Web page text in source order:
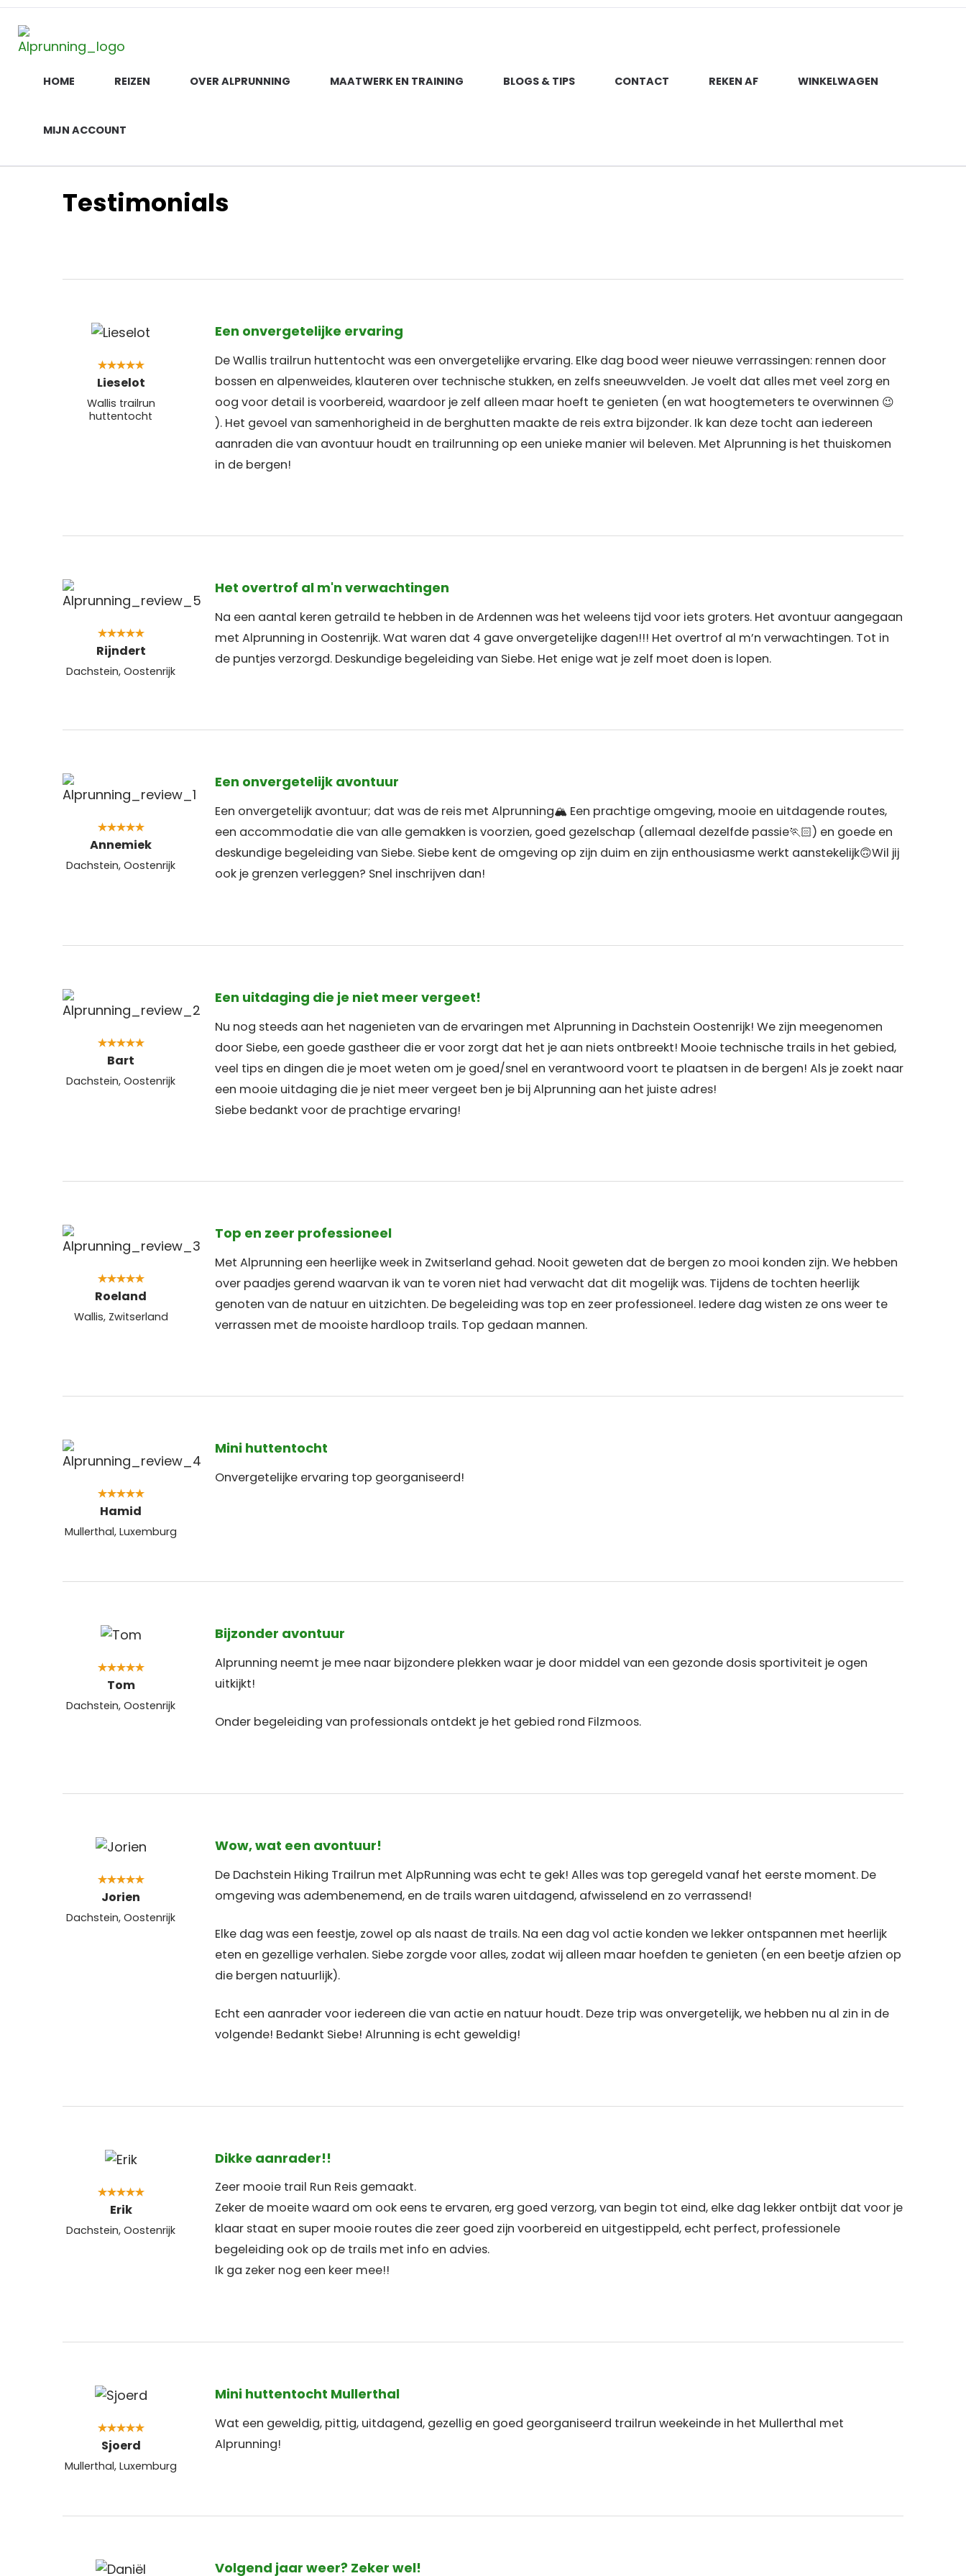
Alprunning
De ultieme trailrun ervaring in de Alpen
HOME REIZEN OVER ALPRUNNING MAATWERK EN TRAINING BLOGS & TIPS CONTACT REKEN AF WINKELWAGEN
MIJN ACCOUNT
Testimonials
Lieselot
Wallis trailrun
huttentocht
Een onvergetelijke ervaring
De Wallis trailrun huttentocht was een onvergetelijke ervaring. Elke dag bood weer nieuwe verrassingen: rennen door
bossen en alpenweides, klauteren over technische stukken, en zelfs sneeuwvelden. Je voelt dat alles met veel zorg en
oog voor detail is voorbereid, waardoor je zelf alleen maar hoeft te genieten (en wat hoogtemeters te overwinnen 😉
). Het gevoel van samenhorigheid in de berghutten maakte de reis extra bijzonder. Ik kan deze tocht aan iedereen
aanraden die van avontuur houdt en trailrunning op een unieke manier wil beleven. Met Alprunning is het thuiskomen
in de bergen!
Rijndert
Dachstein, Oostenrijk
Het overtrof al m'n verwachtingen
Na een aantal keren getraild te hebben in de Ardennen was het weleens tijd voor iets groters. Het avontuur aangegaan
met Alprunning in Oostenrijk. Wat waren dat 4 gave onvergetelijke dagen!!! Het overtrof al m’n verwachtingen. Tot in
de puntjes verzorgd. Deskundige begeleiding van Siebe. Het enige wat je zelf moet doen is lopen.
Annemiek
Dachstein, Oostenrijk
Een onvergetelijk avontuur
Een onvergetelijk avontuur; dat was de reis met Alprunning🏔 Een prachtige omgeving, mooie en uitdagende routes,
een accommodatie die van alle gemakken is voorzien, goed gezelschap (allemaal dezelfde passie🏃🏻) en goede en
deskundige begeleiding van Siebe. Siebe kent de omgeving op zijn duim en zijn enthousiasme werkt aanstekelijk🙃Wil jij
ook je grenzen verleggen? Snel inschrijven dan!
Bart
Dachstein, Oostenrijk
Een uitdaging die je niet meer vergeet!
Nu nog steeds aan het nagenieten van de ervaringen met Alprunning in Dachstein Oostenrijk! We zijn meegenomen
door Siebe, een goede gastheer die er voor zorgt dat het je aan niets ontbreekt! Mooie technische trails in het gebied,
veel tips en dingen die je moet weten om je goed/snel en verantwoord voort te plaatsen in de bergen! Als je zoekt naar
een mooie uitdaging die je niet meer vergeet ben je bij Alprunning aan het juiste adres!
Siebe bedankt voor de prachtige ervaring!
Roeland
Wallis, Zwitserland
Top en zeer professioneel
Met Alprunning een heerlijke week in Zwitserland gehad. Nooit geweten dat de bergen zo mooi konden zijn. We hebben
over paadjes gerend waarvan ik van te voren niet had verwacht dat dit mogelijk was. Tijdens de tochten heerlijk
genoten van de natuur en uitzichten. De begeleiding was top en zeer professioneel. Iedere dag wisten ze ons weer te
verrassen met de mooiste hardloop trails. Top gedaan mannen.
Hamid
Mullerthal, Luxemburg
Mini huttentocht
Onvergetelijke ervaring top georganiseerd!
Tom
Dachstein, Oostenrijk
Bijzonder avontuur
Alprunning neemt je mee naar bijzondere plekken waar je door middel van een gezonde dosis sportiviteit je ogen
uitkijkt!
Onder begeleiding van professionals ontdekt je het gebied rond Filzmoos.
Jorien
Dachstein, Oostenrijk
Wow, wat een avontuur!
De Dachstein Hiking Trailrun met AlpRunning was echt te gek! Alles was top geregeld vanaf het eerste moment. De
omgeving was adembenemend, en de trails waren uitdagend, afwisselend en zo verrassend!
Elke dag was een feestje, zowel op als naast de trails. Na een dag vol actie konden we lekker ontspannen met heerlijk
eten en gezellige verhalen. Siebe zorgde voor alles, zodat wij alleen maar hoefden te genieten (en een beetje afzien op
die bergen natuurlijk).
Echt een aanrader voor iedereen die van actie en natuur houdt. Deze trip was onvergetelijk, we hebben nu al zin in de
volgende! Bedankt Siebe! Alrunning is echt geweldig!
Erik
Dachstein, Oostenrijk
Dikke aanrader!!
Zeer mooie trail Run Reis gemaakt.
Zeker de moeite waard om ook eens te ervaren, erg goed verzorg, van begin tot eind, elke dag lekker ontbijt dat voor je
klaar staat en super mooie routes die zeer goed zijn voorbereid en uitgestippeld, echt perfect, professionele
begeleiding ook op de trails met info en advies.
Ik ga zeker nog een keer mee!!
Sjoerd
Mullerthal, Luxemburg
Mini huttentocht Mullerthal
Wat een geweldig, pittig, uitdagend, gezellig en goed georganiseerd trailrun weekeinde in het Mullerthal met
Alprunning!
Volgend jaar weer? Zeker wel!